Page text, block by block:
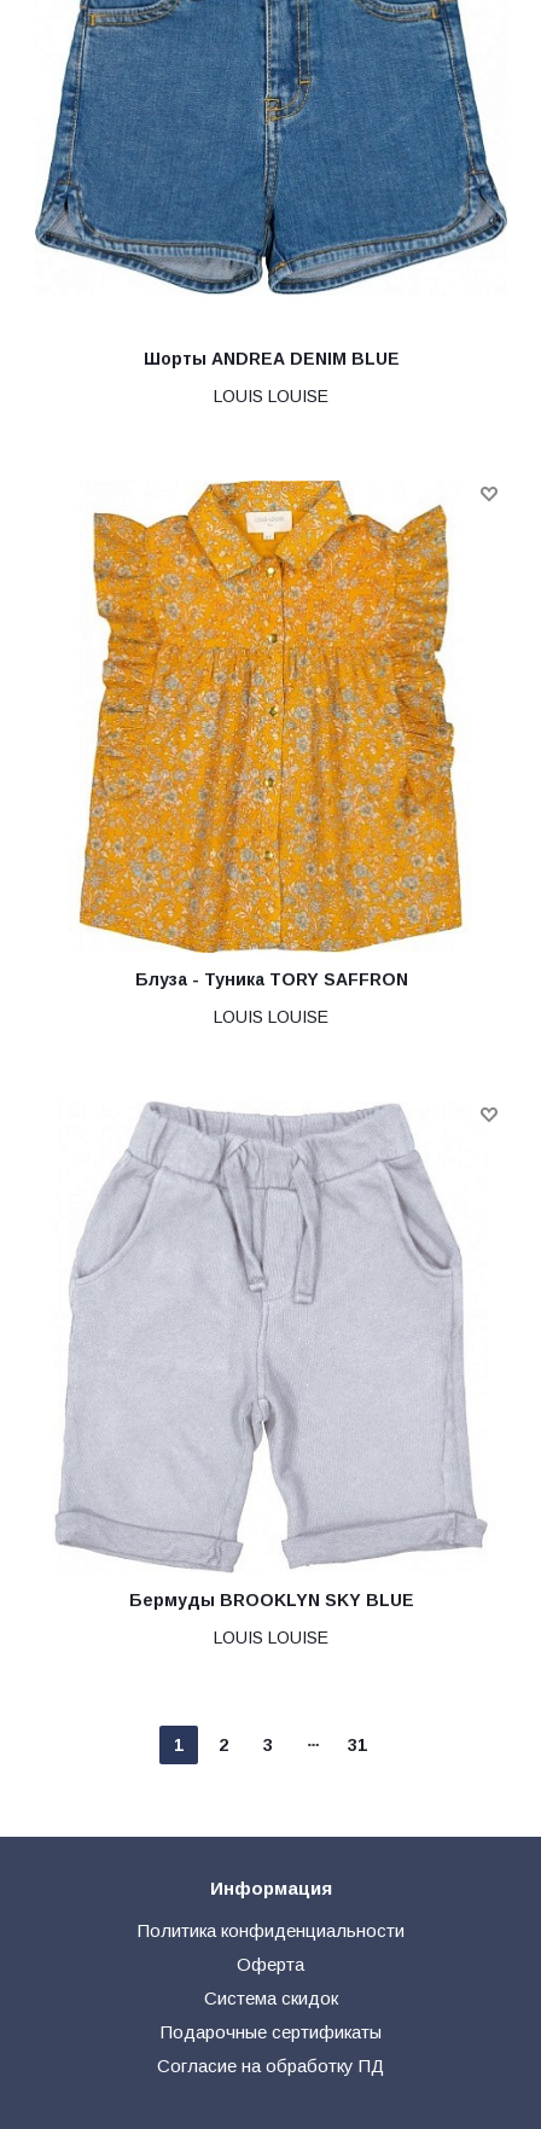
Шорты ANDREA DENIM BLUE
LOUIS LOUISE
Блуза - Туника TORY SAFFRON
LOUIS LOUISE
Бермуды BROOKLYN SKY BLUE
LOUIS LOUISE
1 2 3 31
Информация
Политика конфиденциальности
Оферта
Система скидок
Подарочные сертификаты
Согласие на обработку ПД